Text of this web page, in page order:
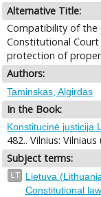
Alternative Title:
Compatibility of
Constitutional
protection of
Authors:
Taminskas, Algirdas
In the Book:
Konstitucinė justicija
482.. Vilnius:
Subject terms:
LT Lietuva
Constitutional